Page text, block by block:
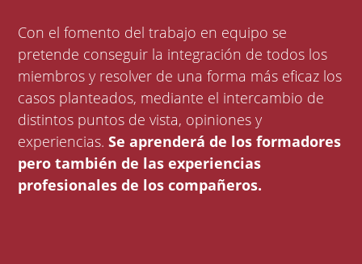
Con el fomento del trabajo en equipo se
pretende conseguir la integración de todos los
miembros y resolver de una forma más eficaz los
casos planteados, mediante el intercambio de
distintos puntos de vista, opiniones y
experiencias.Se aprenderá de los formadores
pero también de las experiencias
profesionales de los compañeros.